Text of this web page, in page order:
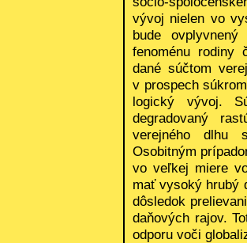
vývoj nielen vo
bude
fenoménu rodiny
dané súčtom
v prospech
logický vývoj.
degradovaný
verejného dlhu
Osobitným
vo veľkej miere
mať vysoký hrubý
dôsledok
daňových rajov.
odporu voči